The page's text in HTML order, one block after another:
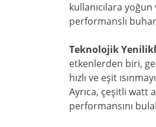
kullanıcılara
performanslı
Teknolojik
etkenlerden biri,
hızlı ve eşit
Ayrıca, çeşitli watt
performansını